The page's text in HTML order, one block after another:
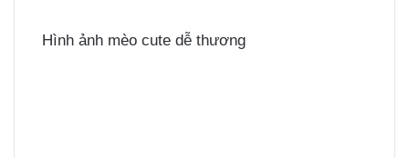
Hình ảnh mèo cute dễ thương